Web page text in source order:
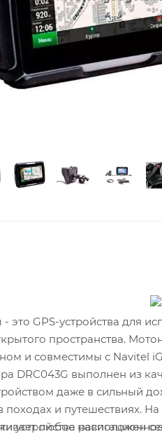
устройства для использования
пространства.
выполнен из
даже в сильный
походах и путешествиях.
расположен